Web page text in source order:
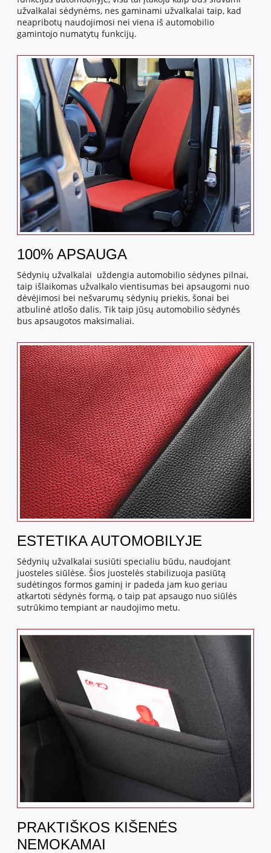
užvalkalai sėdynėms, nes gaminami užvalkalai taip, kad
neapribotų naudojimosi nei viena iš automobilio
gamintojo numatytų funkcijų.
100% APSAUGA
Sėdynių užvalkalai uždengia automobilio sėdynes pilnai,
taip išlaikomas užvalkalo vientisumas bei apsaugomi nuo
dėvėjimosi bei nešvarumų sėdynių priekis, šonai bei
atbulinė atlošo dalis. Tik taip jūsų automobilio sėdynės
bus apsaugotos maksimaliai.
ESTETIKA AUTOMOBILYJE
Sėdynių užvalkalai susiūti specialiu būdu, naudojant
juosteles siūlėse. Šios juostelės stabilizuoja pasiūtą
sudėtingos formos gaminį ir padeda jam kuo geriau
atkartoti sėdynės formą, o taip pat apsaugo nuo siūlės
sutrūkimo tempiant ar naudojimo metu.
PRAKTIŠKOS KIŠENĖS
NEMOKAMAI